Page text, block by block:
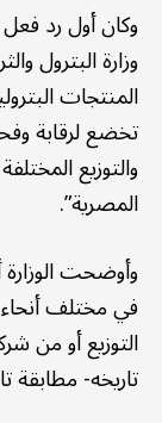
وكان أول رد
وزارة البترول
المنتجات
تخضع لرقابة
والتوزيع
المصرية”.
وأوضحت
في مختلف
التوزيع أو من
تاريخه- مطابقة